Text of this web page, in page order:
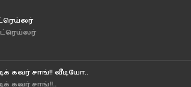
ட்ரெய்லர்
கவர் சாங்!! வீடியோ..
கவர் சாங்!!..